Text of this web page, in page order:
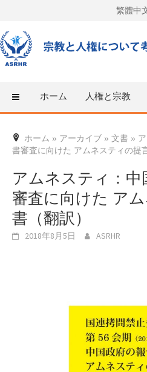
content
繁體中
ホーム 人権と宗教
ホーム » アーカイブ » 文書 »
書審査に向けた アムネスティの提
アムネスティ：中
審査に向けた ア
書（翻訳）
2018年8月5日 ASRHR